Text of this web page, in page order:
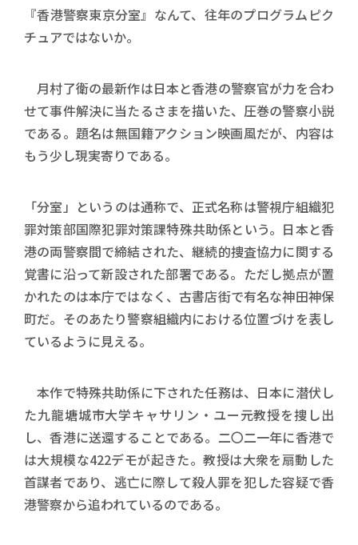
『香港警察東京分室』なんて、往年のプログラムピク
チュアではないか。
月村了衛の最新作は日本と香港の警察官が力を合わ
せて事件解決に当たるさまを描いた、圧巻の警察小説
である。題名は無国籍アクション映画風だが、内容は
もう少し現実寄りである。
「分室」というのは通称で、正式名称は警視庁組織犯
罪対策部国際犯罪対策課特殊共助係という。日本と香
港の両警察間で締結された、継続的捜査協力に関する
覚書に沿って新設された部署である。ただし拠点が置
かれたのは本庁ではなく、古書店街で有名な神田神保
町だ。そのあたり警察組織内における位置づけを表し
ているように見える。
本作で特殊共助係に下された任務は、日本に潜伏し
た九龍塘城市大学キャサリン・ユー元教授を捜し出
し、香港に送還することである。二〇二一年に香港で
は大規模な422デモが起きた。教授は大衆を扇動した
首謀者であり、逃亡に際して殺人罪を犯した容疑で香
港警察から追われているのである。